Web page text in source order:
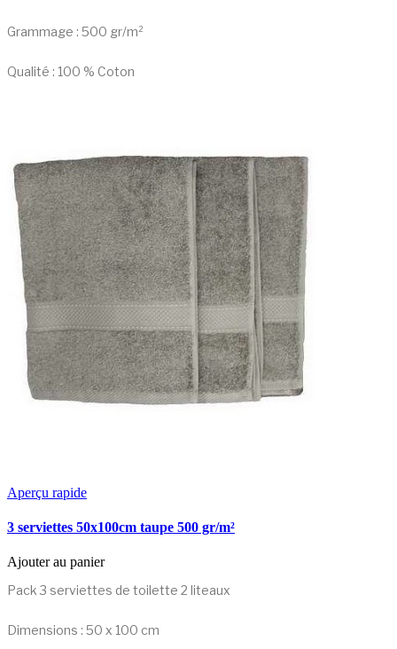
Grammage : 500 gr/m²
Qualité : 100 % Coton
Aperçu rapide
3 serviettes 50x100cm taupe 500 gr/m²
Ajouter au panier
Pack 3 serviettes de toilette 2 liteaux
Dimensions : 50 x 100 cm